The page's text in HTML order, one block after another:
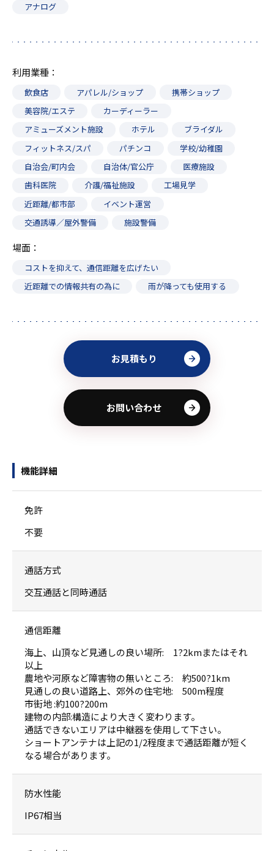
アナログ
利用業種
飲食店 アパレル/ショップ
携帯ショップ
美容院/エステ
カーディーラー
アミューズメント施設
ホテル
ブライダル
フィットネス/スパ
パチンコ
学校/幼稚園
自治会/町内会
自治体/官公庁
医療施設
歯科医院
介護/福祉施設
工場見学
近距離/都市部
イベント運営
交通誘導／屋外警備
施設警備
場面
コストを抑えて、通信距離を広げたい
近距離での情報共有の為に
雨が降っても使用する
お見積もり
お問い合わせ
機能詳細
免許
不要
通話方式
交互通話と同時通話
通信距離
海上、山頂など見通しの良い場所: 1?2kmまたはそれ
以上
農地や河原など障害物の無いところ: 約500?1km
見通しの良い道路上、郊外の住宅地: 500m程度
市街地 :約100?200m
建物の内部:構造により大きく変わります。
通話できないエリアは中継器を使用して下さい。
ショートアンテナは上記の1/2程度まで通話距離が短く
なる場合があります。
防水性能
IP67相当